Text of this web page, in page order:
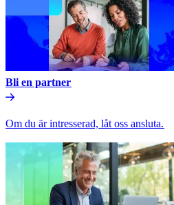
Bli en partner​​
Om du är intresserad, låt oss ansluta.​​